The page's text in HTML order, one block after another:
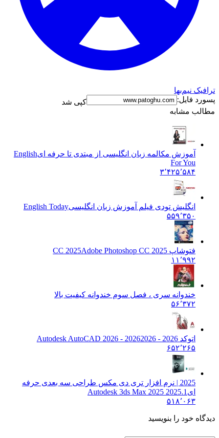
کپی شد
مکالمه زبان انگلیسی از مبتدی تا حرفه ایEnglish
تودی فیلم آموزش زبان انگليسیEnglish Today
Adobe Photoshop CC 2025
سری ، فصل سوم خندوانه کیفیت بالا
2026 - Autodesk AutoCAD 2026
| نرم افزار تری دی مکس طراحی سه بعدی حرفه
Autodesk 3ds Max 2025
بنویسید